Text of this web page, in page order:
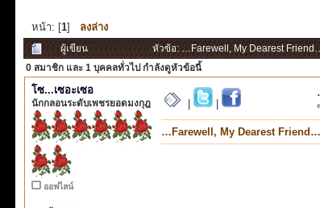
หน้า: [1] ลงล่าง
ผู้เขียน
หัวข้อ: …Farewell, My Dearest
0 สมาชิก และ 1 บุคคลทั่วไป กำลังดูหัวข้อนี้
โซ...เซอะเซอ
นักกลอนระดับเพชรยอดมงกุฎ
ออฟไลน์
…Farewell, My Dearest Friend…